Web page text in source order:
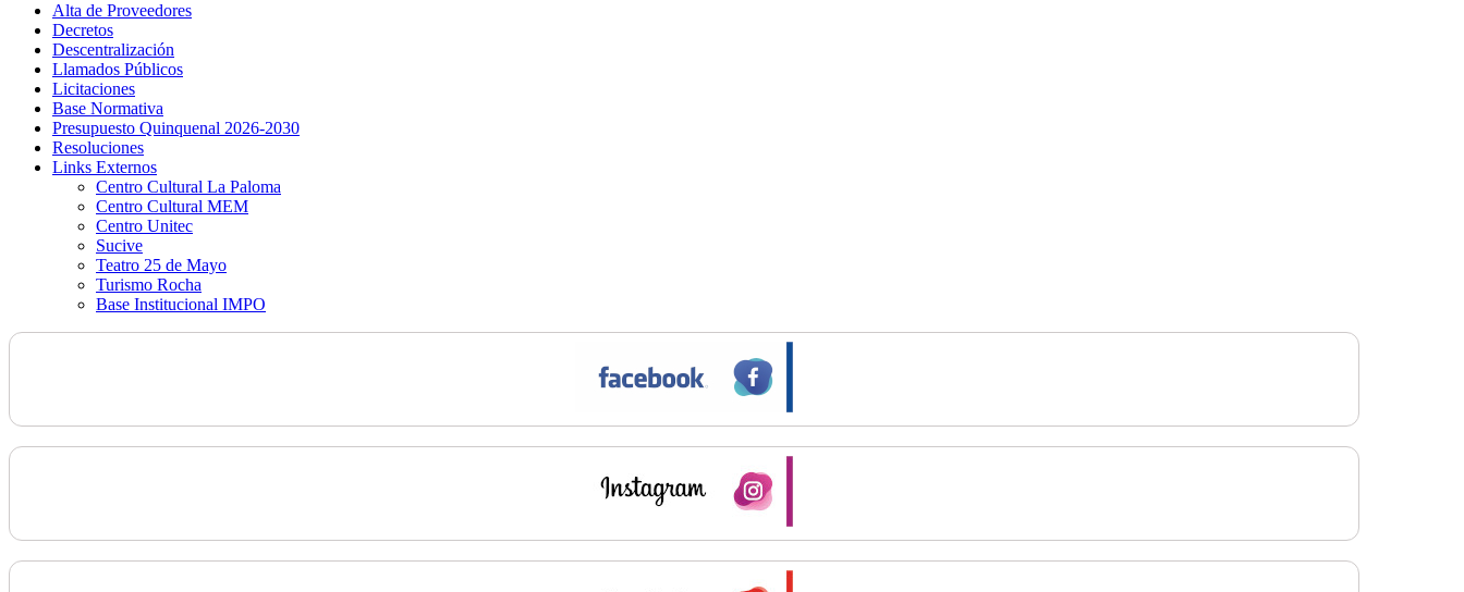
Alta de Proveedores
Decretos
Descentralización
Llamados Públicos
Licitaciones
Base Normativa
Presupuesto Quinquenal 2026-2030
Resoluciones
Links Externos
Centro Cultural La Paloma
Centro Cultural MEM
Centro Unitec
Sucive
Teatro 25 de Mayo
Turismo Rocha
Base Institucional IMPO